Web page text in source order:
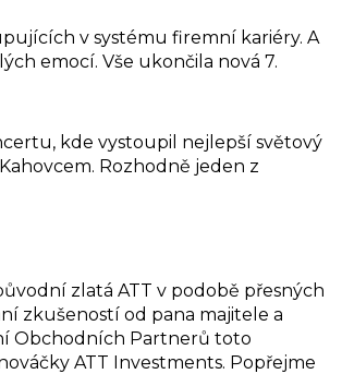
v systému firemní kariéry. A
emocí. Vše ukončila nová 7.
kde vystoupil nejlepší světový
Rozhodně jeden z
zlatá ATT v podobě přesných
zkušeností od pana majitele a
Obchodních Partnerů toto
ATT Investments. Popřejme